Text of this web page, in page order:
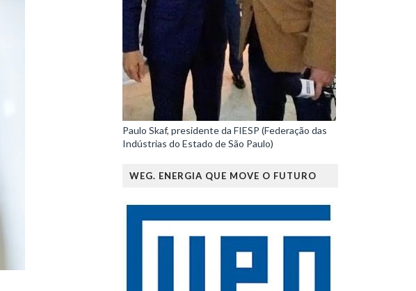
Paulo Skaf, presidente da FIESP (Federação das
Indústrias do Estado de São Paulo)
WEG. ENERGIA QUE MOVE O FUTURO